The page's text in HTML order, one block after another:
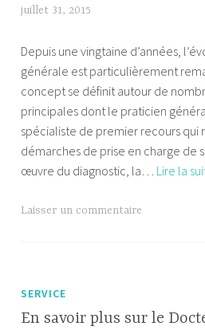
juillet 31, 2015
e
x
a
n
d
r
e
Depuis une vingtaine d’années,
générale est particulièrement
concept se définit autour de
principales dont le praticien
spécialiste de premier recours qui
démarches de prise en charge de
œuvre du diagnostic, la… Lire la
Laisser un commentaire
SERVICE
En savoir plus sur le